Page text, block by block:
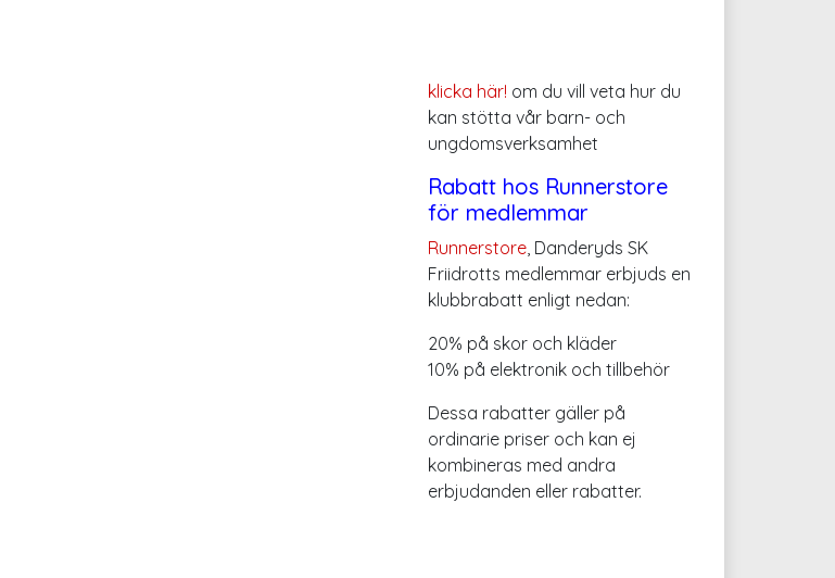
klicka här! om du vill veta hur du
kan stötta vår barn- och
ungdomsverksamhet
Rabatt hos Runnerstore
för medlemmar
Runnerstore, Danderyds SK
Friidrotts medlemmar erbjuds en
klubbrabatt enligt nedan:
20% på skor och kläder
10% på elektronik och tillbehör
Dessa rabatter gäller på
ordinarie priser och kan ej
kombineras med andra
erbjudanden eller rabatter.